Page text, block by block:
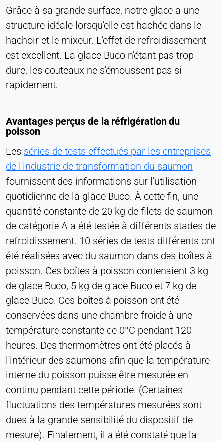
Grâce à sa grande surface, notre glace a une
structure idéale lorsqu'elle est hachée dans le
hachoir et le mixeur. L'effet de refroidissement
est excellent. La glace Buco n'étant pas trop
dure, les couteaux ne s'émoussent pas si
rapidement.
Avantages perçus de la réfrigération du
poisson
Les séries de tests effectués par les entreprises
de l'industrie de transformation du saumon
fournissent des informations sur l'utilisation
quotidienne de la glace Buco. À cette fin, une
quantité constante de 20 kg de filets de saumon
de catégorie A a été testée à différents stades de
refroidissement. 10 séries de tests différents ont
été réalisées avec du saumon dans des boîtes à
poisson. Ces boîtes à poisson contenaient 3 kg
de glace Buco, 5 kg de glace Buco et 7 kg de
glace Buco. Ces boîtes à poisson ont été
conservées dans une chambre froide à une
température constante de 0°C pendant 120
heures. Des thermomètres ont été placés à
l'intérieur des saumons afin que la température
interne du poisson puisse être mesurée en
continu pendant cette période. (Certaines
fluctuations des températures mesurées sont
dues à la grande sensibilité du dispositif de
mesure). Finalement, il a été constaté que la
Cookie duration:
STATISTIQUES
Utilisées pour comprendre comment le site web
est utilisé et pour améliorer les performances et la
Matomo
Provider:
Heat Transfer Technology
Purpose:
Statistiques
Cookie duration:
Session
MARKETING
Utilisées pour mesurer l'efficacité du marketing et
identifier les visiteurs liés à l'entreprise.
LinkedIn
Name:
bcookie, li_gc, lidc
Provider:
Société LinkedIn
Purpose:
Suivi des conversions
Cookie duration:
1 jour - 1 an